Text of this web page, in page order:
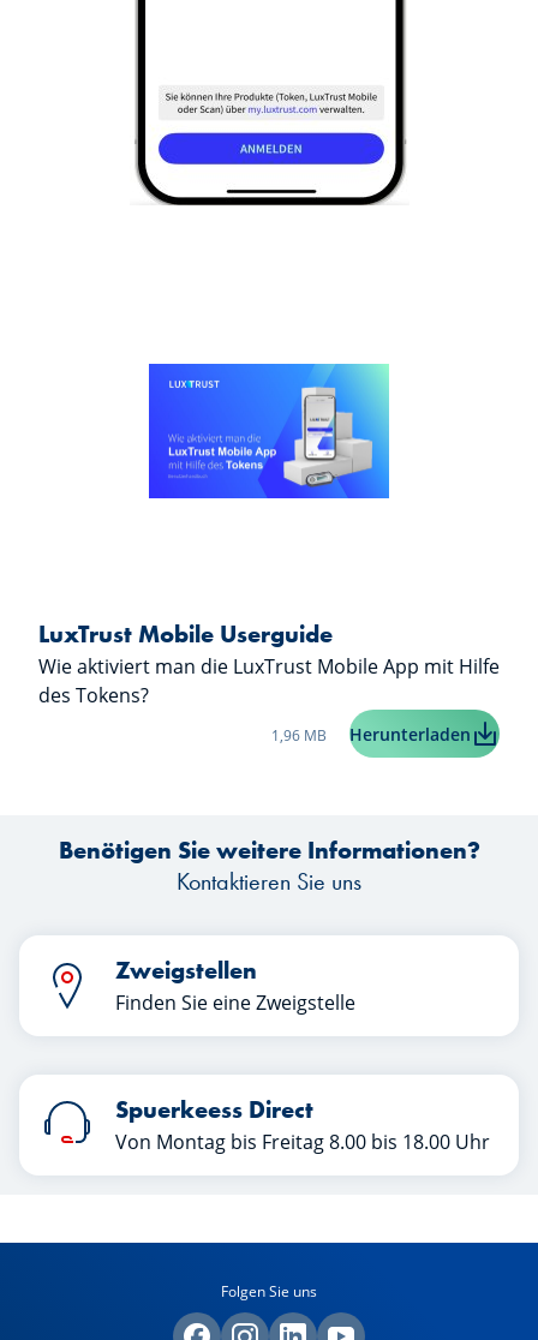
LuxTrust Mobile Userguide
Wie aktiviert man die LuxTrust Mobile App mit Hilfe
des Tokens?
Taille du fichier:
1,96 MB Herunterladen
Benötigen Sie weitere Informationen?
Kontaktieren Sie uns
Zweigstellen
Finden Sie eine Zweigstelle
Spuerkeess Direct
Von Montag bis Freitag 8.00 bis 18.00 Uhr
Folgen Sie uns